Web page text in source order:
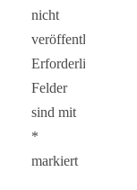
nicht
veröffentlicht.
Erforderliche
Felder
sind mit
*
markiert